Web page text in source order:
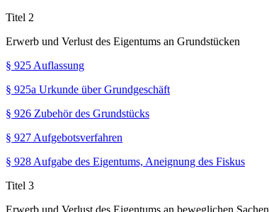
Titel 2
Erwerb und Verlust des Eigentums an Grundstücken
§ 925 Auflassung
§ 925a Urkunde über Grundgeschäft
§ 926 Zubehör des Grundstücks
§ 927 Aufgebotsverfahren
§ 928 Aufgabe des Eigentums, Aneignung des Fiskus
Titel 3
Erwerb und Verlust des Eigentums an beweglichen Sachen